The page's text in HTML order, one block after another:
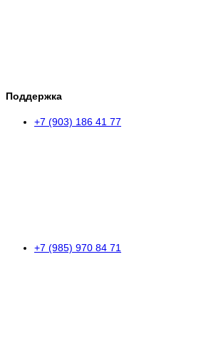
Поддержка
+7 (903) 186 41 77
+7 (985) 970 84 71